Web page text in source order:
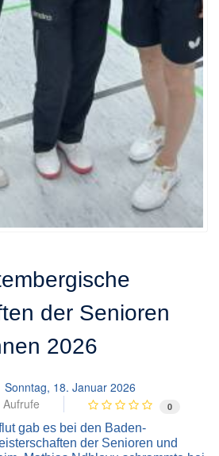
der Senioren
2026
Sonntag, 18. Januar 2026
0
gab es bei den Baden-
der Senioren und